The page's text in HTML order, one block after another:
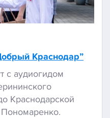
Краснодар”
с аудиогидом
Краснодарской